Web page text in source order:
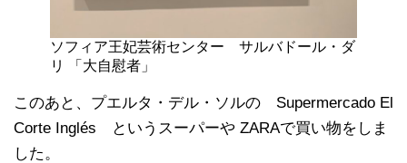
ソフィア王妃芸術センター サルバドール・ダ
リ 「大自慰者」
このあと、プエルタ・デル・ソルの Supermercado El
Corte Inglés というスーパーや ZARAで買い物をしま
した。